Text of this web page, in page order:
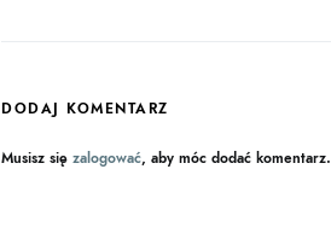
DODAJ KOMENTARZ
Musisz się zalogować, aby móc dodać komentarz.